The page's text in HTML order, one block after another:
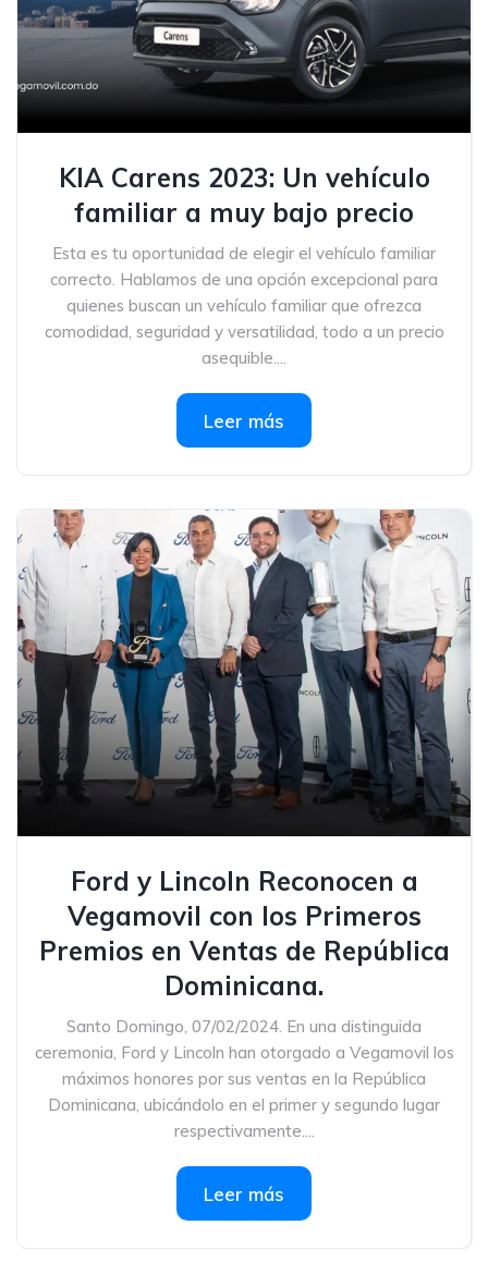
KIA Carens 2023: Un vehículo
familiar a muy bajo precio
Esta es tu oportunidad de elegir el vehículo familiar
correcto. Hablamos de una opción excepcional para
quienes buscan un vehículo familiar que ofrezca
comodidad, seguridad y versatilidad, todo a un precio
asequible....
Leer más
Ford y Lincoln Reconocen a
Vegamovil con los Primeros
Premios en Ventas de República
Dominicana.
Santo Domingo, 07/02/2024. En una distinguida
ceremonia, Ford y Lincoln han otorgado a Vegamovil los
máximos honores por sus ventas en la República
Dominicana, ubicándolo en el primer y segundo lugar
respectivamente....
Leer más